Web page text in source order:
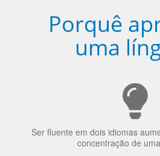
Porquê
uma
Ser fluente em dois idiomas
concentração de